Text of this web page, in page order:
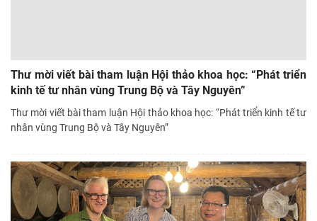
Thư mời viết bài tham luận Hội thảo khoa học: “Phát triển
kinh tế tư nhân vùng Trung Bộ và Tây Nguyên”
Thư mời viết bài tham luận Hội thảo khoa học: “Phát triển kinh tế tư
nhân vùng Trung Bộ và Tây Nguyên”